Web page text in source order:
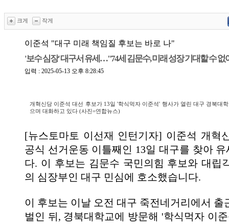
크게 작게
이준석 "대구 미래 책임질 후보는 바로 나"
'보수 심장' 대구서 유세…"74세 김문수, 미래 성장 기대할 수 없
입력 : 2025-05-13 오후 8:28:45
개혁신당 이준석 대선 후보가 13일 '학식먹자 이준석' 행사가 열린 대구 경북대
으며 대화하고 있다 (사진=연합뉴스)
[뉴스토마토 이선재 인턴기자] 이준석 개혁
공식 선거운동 이틀째인 13일 대구를 찾아
다. 이 후보는 김문수 국민의힘 후보와 대립
의 심장부인 대구 민심에 호소했습니다.
이 후보는 이날 오전 대구 죽전네거리에서 출
벌인 뒤, 경북대학교에 방문해 '학식먹자 이